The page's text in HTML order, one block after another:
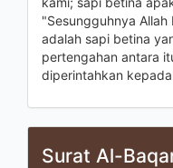
"Sesungguhnya
adalah sapi betina
pertengahan antara
diperintahkan
Surat Al-